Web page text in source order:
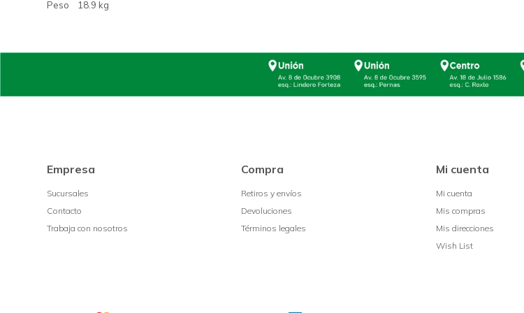
Peso 18.9 kg
Empresa
Sucursales
Contacto
Trabaja con nosotros
Compra
Retiros y envíos
Devoluciones
Términos legales
Mi cuenta
Mi cuenta
Mis compras
Mis direcciones
Wish List